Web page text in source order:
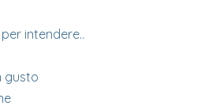
intendere..
gusto